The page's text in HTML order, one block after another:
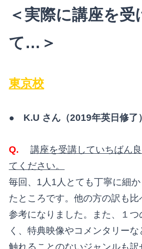
＜実際に講座を受
て…＞
東京校
● K.U さん（2019年英日修了）
Q.
講座を受講していちばん
てください。
毎回、1人1人とても丁寧に細
たところです。他の方の訳も比
参考になりました。また、１つ
く、特典映像やコメンタリーな
触れることのないジャンルも訳